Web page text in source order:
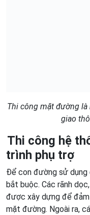
Thi công mặt đường
giao
Thi công hệ
trình phụ trợ
Để con đường sử
bắt buộc. Các rãnh
được xây dựng để
mặt đường. Ngoài ra,